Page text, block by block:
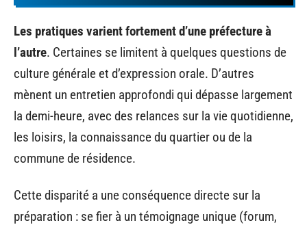
Les pratiques varient fortement d’une préfecture à
l’autre. Certaines se limitent à quelques questions de
culture générale et d’expression orale. D’autres
mènent un entretien approfondi qui dépasse largement
la demi-heure, avec des relances sur la vie quotidienne,
les loisirs, la connaissance du quartier ou de la
commune de résidence.
Cette disparité a une conséquence directe sur la
préparation : se fier à un témoignage unique (forum,